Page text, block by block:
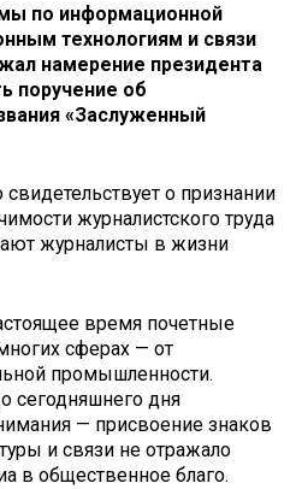
по информационной
технологиям и связи
намерение президента
поручение об
«Заслуженный
свидетельствует о признании
журналистского труда
журналисты в жизни
время почетные
сферах — от
промышленности.
сегодняшнего дня
— присвоение знаков
и связи не отражало
в общественное благо.